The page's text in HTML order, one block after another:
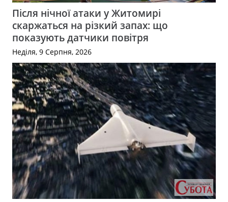
Після нічної атаки у Житомирі
скаржаться на різкий запах: що
показують датчики повітря
Неділя, 9 Серпня, 2026